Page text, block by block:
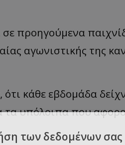
προηγούμενα
αγωνιστικής της
κάθε εβδομάδα
τα υπόλοιπα που
των δεδομένων σας